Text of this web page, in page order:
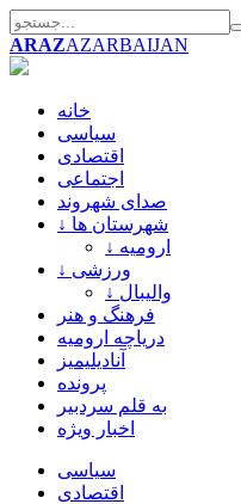
ARAZAZARBAIJAN
خانه
سیاسی
اقتصادی
اجتماعی
صدای شهروند
↓ شهرستان ها
↓ ارومیه
↓ ورزشی
↓ والیبال
فرهنگ و هنر
دریاچه ارومیه
آنادیلیمیز
پرونده
به قلم سردبیر
اخبار ویژه
سیاسی
اقتصادی